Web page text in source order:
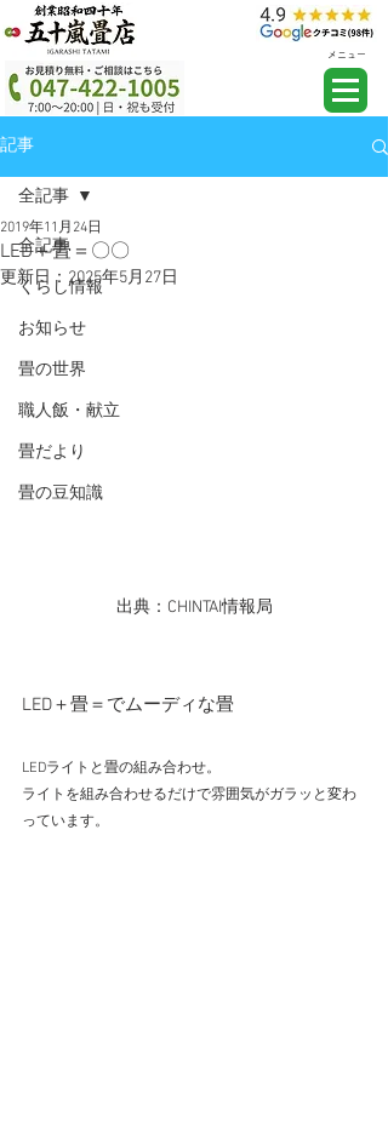
メニュー
記事
全記事
くらし情報
お知らせ
畳の世界
職人飯・献立
畳だより
畳の豆知識
全記事
LED＋畳＝〇〇
2019年11月24日
更新日： 2025年5月27日
出典：CHINTAI情報局
LED＋畳＝でムーディな畳
LEDライトと畳の組み合わせ。
ライトを組み合わせるだけで雰囲気がガラッと変わ
っています。